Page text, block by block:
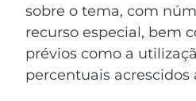
sobre o tema, com
recurso especial, bem
prévios como a
percentuais acrescidos